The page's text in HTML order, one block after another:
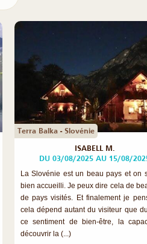
Terra Balka - Slovénie
ISABELL M.
DU 03/08/2025 AU 15/08/
La Slovénie est un beau pays et on
bien accueilli. Je peux dire cela de
de pays visités. Et finalement je
cela dépend autant du visiteur que
ce sentiment de bien-être, la
découvrir la (...)